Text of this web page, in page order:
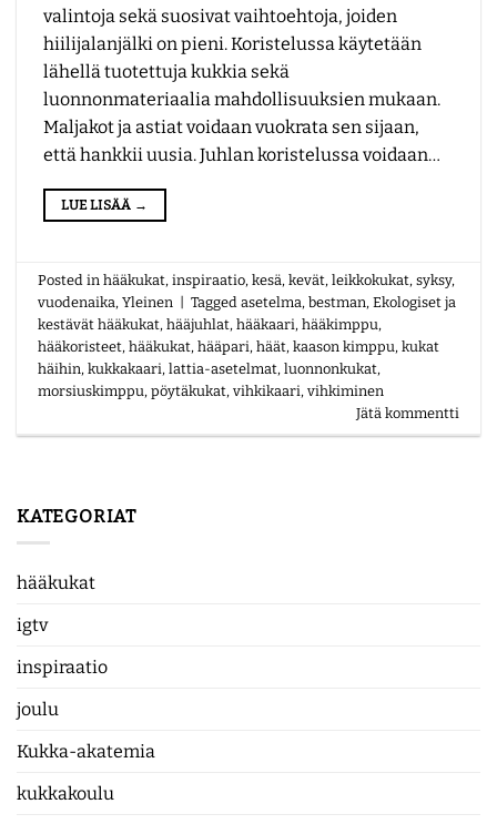
KATEGORIAT
hääkukat
igtv
inspiraatio
joulu
Kukka-akatemia
kukkakoulu
valintoja sekä suosivat vaihtoehtoja, joiden
hiilijalanjälki on pieni. Koristelussa käytetään
lähellä tuotettuja kukkia sekä
luonnonmateriaalia mahdollisuuksien mukaan.
Maljakot ja astiat voidaan vuokrata sen sijaan,
että hankkii uusia. Juhlan koristelussa voidaan…
LUE LISÄÄ →
Posted inhääkukat,inspiraatio,kesä,kevät,leikkokukat,syksy,
vuodenaika,Yleinen Taggedasetelma,bestman,Ekologiset ja
kestävät hääkukat,hääjuhlat,hääkaari,hääkimppu,
hääkoristeet,hääkukat,hääpari,häät,kaason kimppu,kukat
häihin,kukkakaari,lattia-asetelmat,luonnonkukat,
morsiuskimppu,pöytäkukat,vihkikaari,vihkiminen
Jätä kommentti